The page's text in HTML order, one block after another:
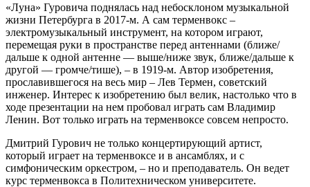
«Луна» Гуровича поднялась над небосклоном музыкальной
жизни Петербурга в 2017-м. А сам терменвокс –
электромузыкальный инструмент, на котором играют,
перемещая руки в пространстве перед антеннами (ближе/
дальше к одной антенне — выше/ниже звук, ближе/дальше к
другой — громче/тише), – в 1919-м. Автор изобретения,
прославившегося на весь мир – Лев Термен, советский
инженер. Интерес к изобретению был велик, настолько что в
ходе презентации на нем пробовал играть сам Владимир
Ленин. Вот только играть на терменвоксе совсем непросто.
Дмитрий Гурович не только концертирующий артист,
который играет на терменвоксе и в ансамблях, и с
симфоническим оркестром, – но и преподаватель. Он ведет
курс терменвокса в Политехническом университете.